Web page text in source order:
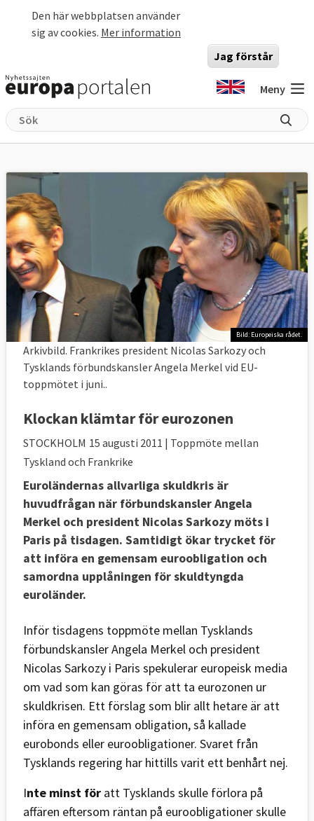
Den här webbplatsen använder
sig av cookies. Mer information
Jag förstår
Meny
Bild: Europeiska rådet.
Arkivbild. Frankrikes president Nicolas Sarkozy och
Tysklands förbundskansler Angela Merkel vid EU-
toppmötet i juni..
Klockan klämtar för eurozonen
STOCKHOLM 15 augusti 2011 | Toppmöte mellan
Tyskland och Frankrike
Euroländernas allvarliga skuldkris är
huvudfrågan när förbundskansler Angela
Merkel och president Nicolas Sarkozy möts i
Paris på tisdagen. Samtidigt ökar trycket för
att införa en gemensam euroobligation och
samordna upplåningen för skuldtyngda
euroländer.
Inför tisdagens toppmöte mellan Tysklands
förbundskansler Angela Merkel och president
Nicolas Sarkozy i Paris spekulerar europeisk media
om vad som kan göras för att ta eurozonen ur
skuldkrisen. Ett förslag som blir allt hetare är att
införa en gemensam obligation, så kallade
eurobonds eller euroobligationer. Svaret från
Tysklands regering har hittills varit ett benhårt nej.
Inte minst för att Tysklands skulle förlora på
affären eftersom räntan på euroobligationer skulle